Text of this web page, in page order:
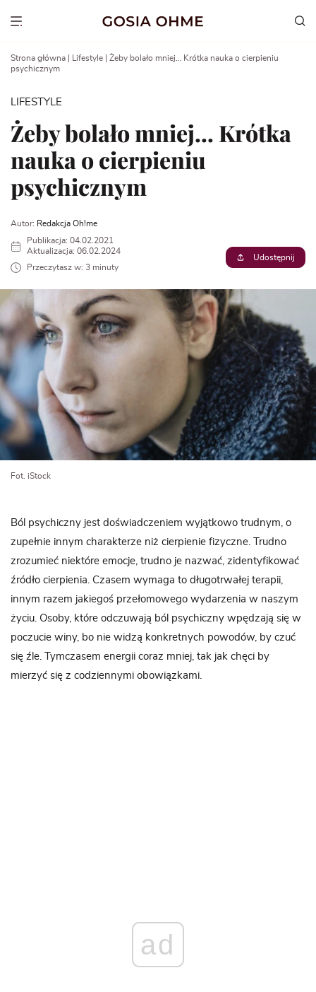
Show menu
Strona główna Lifestyle
Żeby bolało mniej… Krótka nauka o cierpieniu
psychicznym
LIFESTYLE
Żeby bolało mniej… Krótka
nauka o cierpieniu
psychicznym
Autor: Redakcja Oh!me
Publikacja: 04.02.2021
Aktualizacja: 06.02.2024
Przeczytasz w: 3 minuty
Udostępnij
Fot. iStock
Ból psychiczny jest doświadczeniem wyjątkowo trudnym, o
zupełnie innym charakterze niż cierpienie fizyczne. Trudno
zrozumieć niektóre emocje, trudno je nazwać, zidentyfikować
źródło cierpienia. Czasem wymaga to długotrwałej terapii,
innym razem jakiegoś przełomowego wydarzenia w naszym
życiu. Osoby, które odczuwają ból psychiczny wpędzają się w
poczucie winy, bo nie widzą konkretnych powodów, by czuć
się źle. Tymczasem energii coraz mniej, tak jak chęci by
mierzyć się z codziennymi obowiązkami.
ad